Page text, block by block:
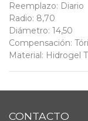
Reemplazo: Diario
Radio: 8,70
Diámetro: 14,50
Compensación:
Material : Hidrogel
CONTACTO